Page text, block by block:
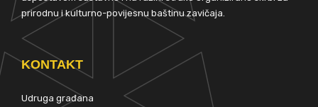
prirodnu i kulturno-povijesnu baštinu zavičaja.
KONTAKT
Udruga građana